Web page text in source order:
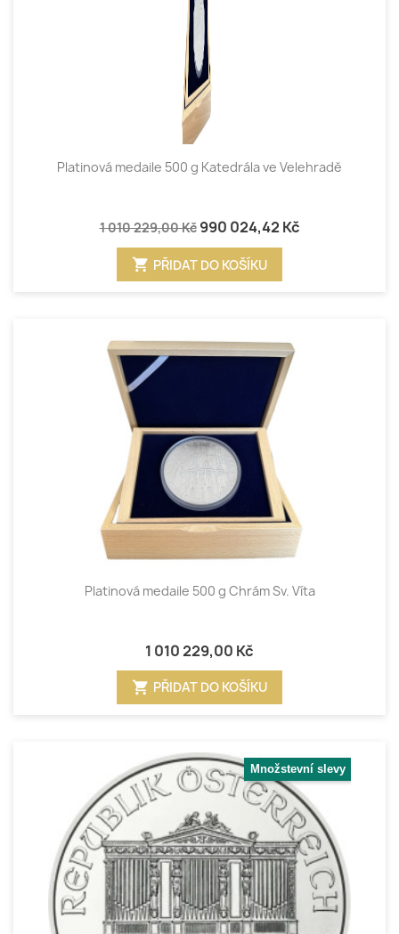
Platinová medaile 500 g Katedrála ve Velehradě
1 010 229,00 Kč 990 024,42 Kč
shopping_cart PŘIDAT DO KOŠÍKU
Platinová medaile 500 g Chrám Sv. Víta
1 010 229,00 Kč
shopping_cart PŘIDAT DO KOŠÍKU
Množstevní slevy